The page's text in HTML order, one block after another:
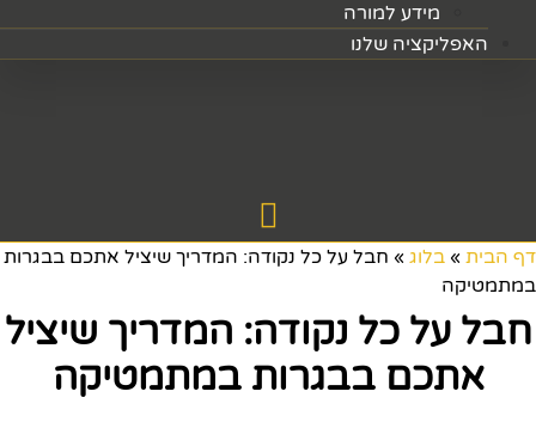
מידע למורה
האפליקציה שלנו
דף הבית » בלוג » חבל על כל נקודה: המדריך שיציל אתכם בבגרות
במתמטיקה
חבל על כל נקודה: המדריך שיציל
אתכם בבגרות במתמטיקה